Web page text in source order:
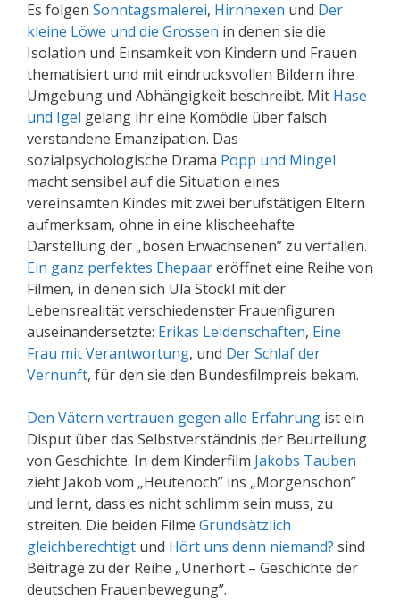
Es folgen Sonntagsmalerei, Hirnhexen und Der
kleine Löwe und die Grossen in denen sie die
Isolation und Einsamkeit von Kindern und Frauen
thematisiert und mit eindrucksvollen Bildern ihre
Umgebung und Abhängigkeit beschreibt. Mit Hase
und Igel gelang ihr eine Komödie über falsch
verstandene Emanzipation. Das
sozialpsychologische Drama Popp und Mingel
macht sensibel auf die Situation eines
vereinsamten Kindes mit zwei berufstätigen Eltern
aufmerksam, ohne in eine klischeehafte
Darstellung der „bösen Erwachsenen” zu verfallen.
Ein ganz perfektes Ehepaareröffnet eine Reihe von
Filmen, in denen sich Ula Stöckl mit der
Lebensrealität verschiedenster Frauenfiguren
auseinandersetzte: Erikas Leidenschaften, Eine
Frau mit Verantwortung, und Der Schlaf der
Vernunft, für den sie den Bundesfilmpreis bekam.
Den Vätern vertrauen gegen alle Erfahrung ist ein
Disput über das Selbstverständnis der Beurteilung
von Geschichte. In dem Kinderfilm Jakobs Tauben
zieht Jakob vom „Heutenoch” ins „Morgenschon”
und lernt, dass es nicht schlimm sein muss, zu
streiten. Die beiden Filme Grundsätzlich
gleichberechtigt und Hört uns denn niemand? sind
Beiträge zu der Reihe „Unerhört – Geschichte der
deutschen Frauenbewegung”.